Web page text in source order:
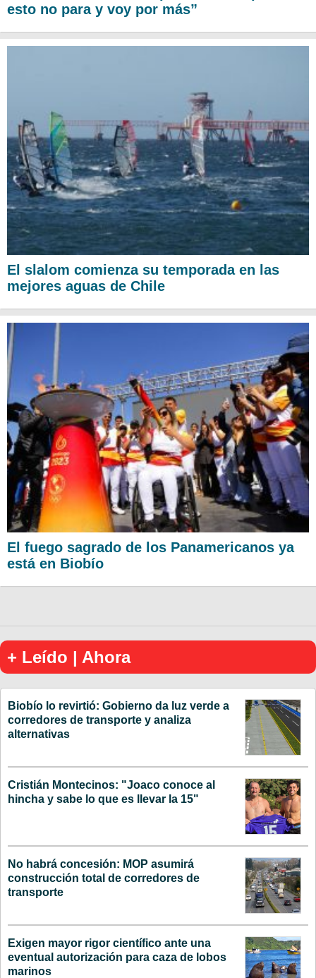
esto no para y voy por más”
El slalom comienza su temporada en las
mejores aguas de Chile
El fuego sagrado de los Panamericanos ya
está en Biobío
+ Leído | Ahora
Biobío lo revirtió: Gobierno da luz verde a
corredores de transporte y analiza
alternativas
Cristián Montecinos: "Joaco conoce al
hincha y sabe lo que es llevar la 15"
No habrá concesión: MOP asumirá
construcción total de corredores de
transporte
Exigen mayor rigor científico ante una
eventual autorización para caza de lobos
marinos